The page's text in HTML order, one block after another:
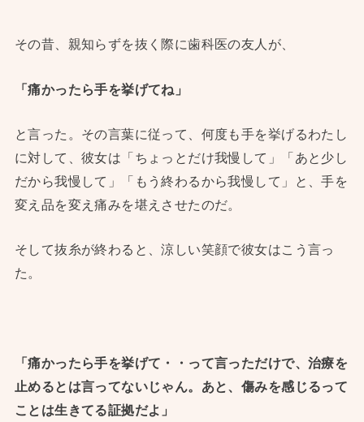
その昔、親知らずを抜く際に歯科医の友人が、
「痛かったら手を挙げてね」
と言った。その言葉に従って、何度も手を挙げるわたし
に対して、彼女は「ちょっとだけ我慢して」「あと少し
だから我慢して」「もう終わるから我慢して」と、手を
変え品を変え痛みを堪えさせたのだ。
そして抜糸が終わると、涼しい笑顔で彼女はこう言っ
た。
「痛かったら手を挙げて・・って言っただけで、治療を
止めるとは言ってないじゃん。あと、傷みを感じるって
ことは生きてる証拠だよ」